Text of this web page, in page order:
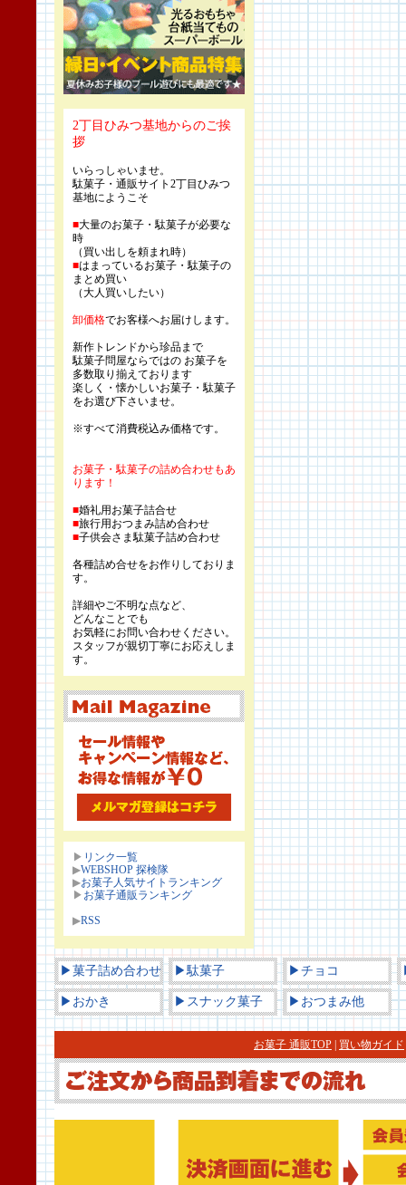
2丁目ひみつ基地からのご挨
拶
いらっしゃいませ。
駄菓子・通販サイト2丁目ひみつ
基地にようこそ
■大量のお菓子・駄菓子が必要な
時
（買い出しを頼まれ時）
■はまっているお菓子・駄菓子の
まとめ買い
（大人買いしたい）
卸価格でお客様へお届けします。
新作トレンドから珍品まで
駄菓子問屋ならではの お菓子を
多数取り揃えております
楽しく・懐かしいお菓子・駄菓子
をお選び下さいませ。
※すべて消費税込み価格です。
お菓子・駄菓子の詰め合わせもあ
ります！
■婚礼用お菓子詰合せ
■旅行用おつまみ詰め合わせ
■子供会さま駄菓子詰め合わせ
各種詰め合せをお作りしておりま
す。
詳細やご不明な点など、
どんなことでも
お気軽にお問い合わせください。
スタッフが親切丁寧にお応えしま
す。
▶ リンク一覧
▶WEBSHOP 探検隊
▶お菓子人気サイトランキング
▶ お菓子通販ランキング
▶RSS
▶菓子詰め合わせ ▶駄菓子 ▶チョコ
▶おかき ▶スナック菓子 ▶おつまみ他
お菓子 通販TOP 買い物ガイド